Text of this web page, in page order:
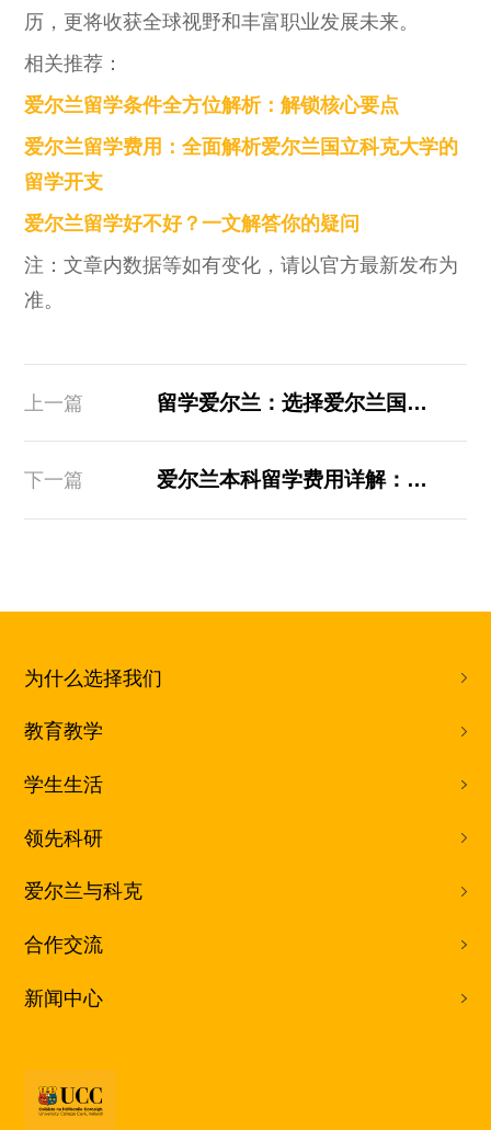
历，更将收获全球视野和丰富职业发展未来。
相关推荐：
爱尔兰留学条件全方位解析：解锁核心要点
爱尔兰留学费用：全面解析爱尔兰国立科克大学的
留学开支
爱尔兰留学好不好？一文解答你的疑问
注：文章内数据等如有变化，请以官方最新发布为
准。
上一篇 留学爱尔兰：选择爱尔兰国立科克大学，开启卓越留学之旅
下一篇 爱尔兰本科留学费用详解：规划你的翡翠绿岛求学之路
为什么选择我们
教育教学
学生生活
领先科研
爱尔兰与科克
合作交流
新闻中心